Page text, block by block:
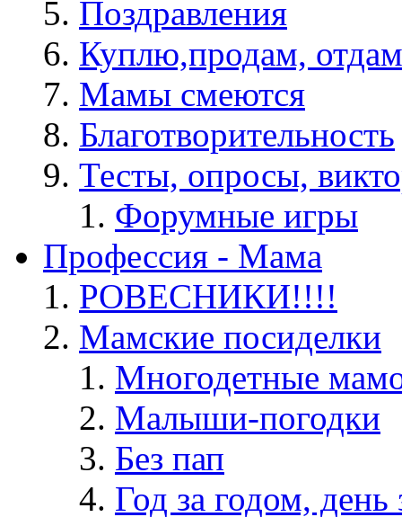
Поздравления
Куплю,продам,
Мамы смеются
Благотворительность
Тесты, опросы,
Форумные игры
Профессия - Мама
РОВЕСНИКИ!!!!
Мамские посиделки
Многодетные
Малыши-погодки
Без пап
Год за годом, день